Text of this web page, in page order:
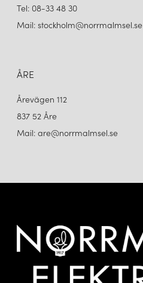
Tel: 08-33 48 30
Mail: stockholm@norrmalmsel.se
ÅRE
Årevägen 112
837 52 Åre
Mail: are@norrmalmsel.se